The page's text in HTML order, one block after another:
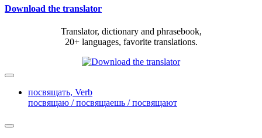
Download the translator
Translator, dictionary and phrasebook,
20+ languages, favorite translations.
посвящать, Verb
посвящаю / посвящаешь / посвящают